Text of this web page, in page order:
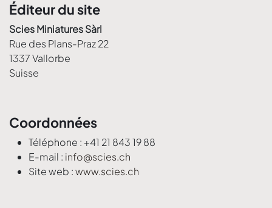
Éditeur du site
Scies Miniatures Sàrl
Rue des Plans-Praz 22
1337 Vallorbe
Suisse
Coordonnées
Téléphone : +41 21 843 19 88
E-mail : info@scies.ch
Site web :www.scies.ch